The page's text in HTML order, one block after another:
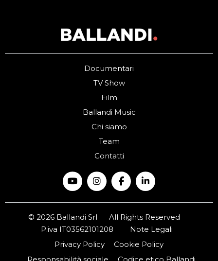
Documentari
TV Show
Film
Ballandi Music
Chi siamo
Team
Contatti
© 2026 Ballandi Srl
All Rights Reserved
P.iva IT03562101208
Note Legali
Privacy Policy
Cookie Policy
Responsabilità sociale
Codice etico Ballandi